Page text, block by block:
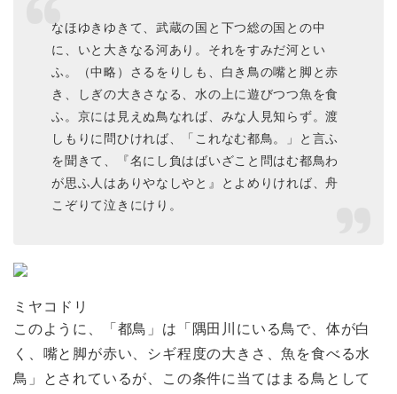
なほゆきゆきて、武蔵の国と下つ総の国との中
に、いと大きなる河あり。それをすみだ河とい
ふ。（中略）さるをりしも、白き鳥の嘴と脚と赤
き、しぎの大きさなる、水の上に遊びつつ魚を食
ふ。京には見えぬ鳥なれば、みな人見知らず。渡
しもりに問ひければ、「これなむ都鳥。」と言ふ
を聞きて、『名にし負はばいざこと問はむ都鳥わ
が思ふ人はありやなしやと』とよめりければ、舟
こぞりて泣きにけり。
ミヤコドリ
このように、「都鳥」は「隅田川にいる鳥で、体が白
く、嘴と脚が赤い、シギ程度の大きさ、魚を食べる水
鳥」とされているが、この条件に当てはまる鳥として